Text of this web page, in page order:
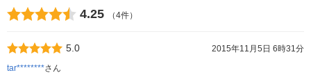
4.25 （4件）
5.0
2015年11月5日 6時31分
tar********さん